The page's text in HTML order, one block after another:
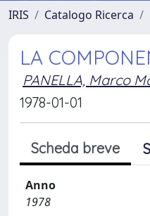
IRIS Catalogo Ricerca
LA
PANELLA, Marco
1978-01-01
Scheda breve
Anno
1978